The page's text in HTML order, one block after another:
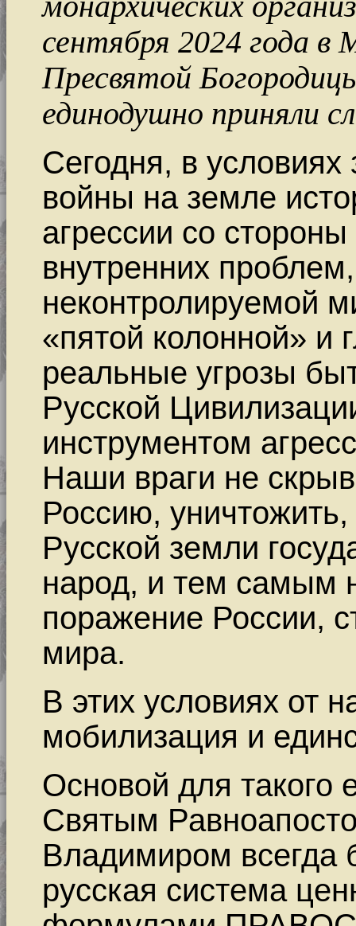
сентября 2024 года в
Пресвятой
единодушно приняли
Сегодня, в условиях
войны на земле
агрессии со
внутренних
неконтролируемой
«пятой колонной» и
реальные угрозы
Русской
инструментом
Наши враги не
Россию, уничтожить,
Русской земли
народ, и тем самым
поражение России,
мира.
В этих условиях от
мобилизация и
Основой для такого
Святым
Владимиром всегда
русская система